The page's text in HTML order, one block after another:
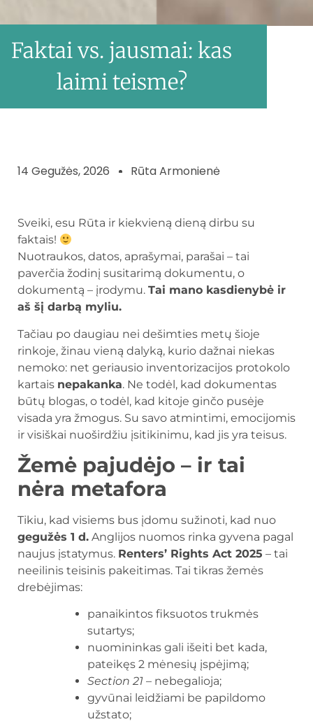
Faktai vs. jausmai: kas
laimi teisme?
14 Gegužės, 2026 Rūta Armonienė
Sveiki, esu Rūta ir kiekvieną dieną dirbu su
faktais!
Nuotraukos, datos, aprašymai, parašai – tai
paverčia žodinį susitarimą dokumentu, o
dokumentą – įrodymu. Tai mano kasdienybė ir
aš šį darbą myliu.
Tačiau po daugiau nei dešimties metų šioje
rinkoje, žinau vieną dalyką, kurio dažnai niekas
nemoko: net geriausio inventorizacijos protokolo
kartais nepakanka. Ne todėl, kad dokumentas
būtų blogas, o todėl, kad kitoje ginčo pusėje
visada yra žmogus. Su savo atmintimi, emocijomis
ir visiškai nuoširdžiu įsitikinimu, kad jis yra teisus.
Žemė pajudėjo – ir tai
nėra metafora
Tikiu, kad visiems bus įdomu sužinoti, kad nuo
gegužės 1 d. Anglijos nuomos rinka gyvena pagal
naujus įstatymus. Renters’ Rights Act 2025 – tai
neeilinis teisinis pakeitimas. Tai tikras žemės
drebėjimas:
panaikintos fiksuotos trukmės
sutartys;
nuomininkas gali išeiti bet kada,
pateikęs 2 mėnesių įspėjimą;
Section 21 – nebegalioja;
gyvūnai leidžiami be papildomo
užstato;